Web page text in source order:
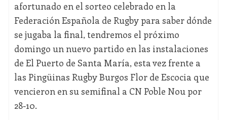
afortunado en el sorteo celebrado en la
Federación Española de Rugby para saber dónde
se jugaba la final, tendremos el próximo
domingo un nuevo partido en las instalaciones
de El Puerto de Santa María, esta vez frente a
las Pingüinas Rugby Burgos Flor de Escocia que
vencieron en su semifinal a CN Poble Nou por
28-10.